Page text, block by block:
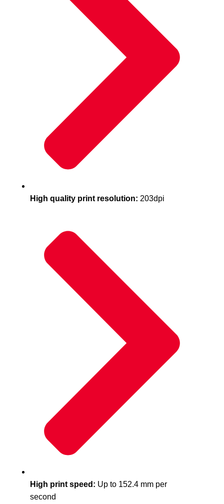
High quality print resolution: 203dpi
High print speed: Up to 152.4 mm per
second